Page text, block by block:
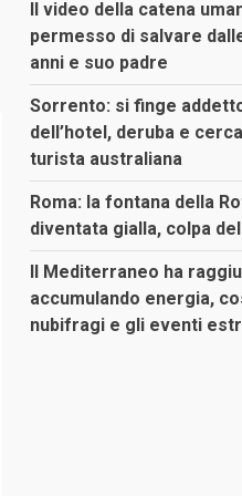
Il video della catena
permesso di salvare
anni e suo padre
Sorrento: si finge
dell’hotel, deruba e
turista australiana
Roma: la fontana della
diventata gialla, colpa
Il Mediterraneo ha
accumulando energia,
nubifragi e gli eventi